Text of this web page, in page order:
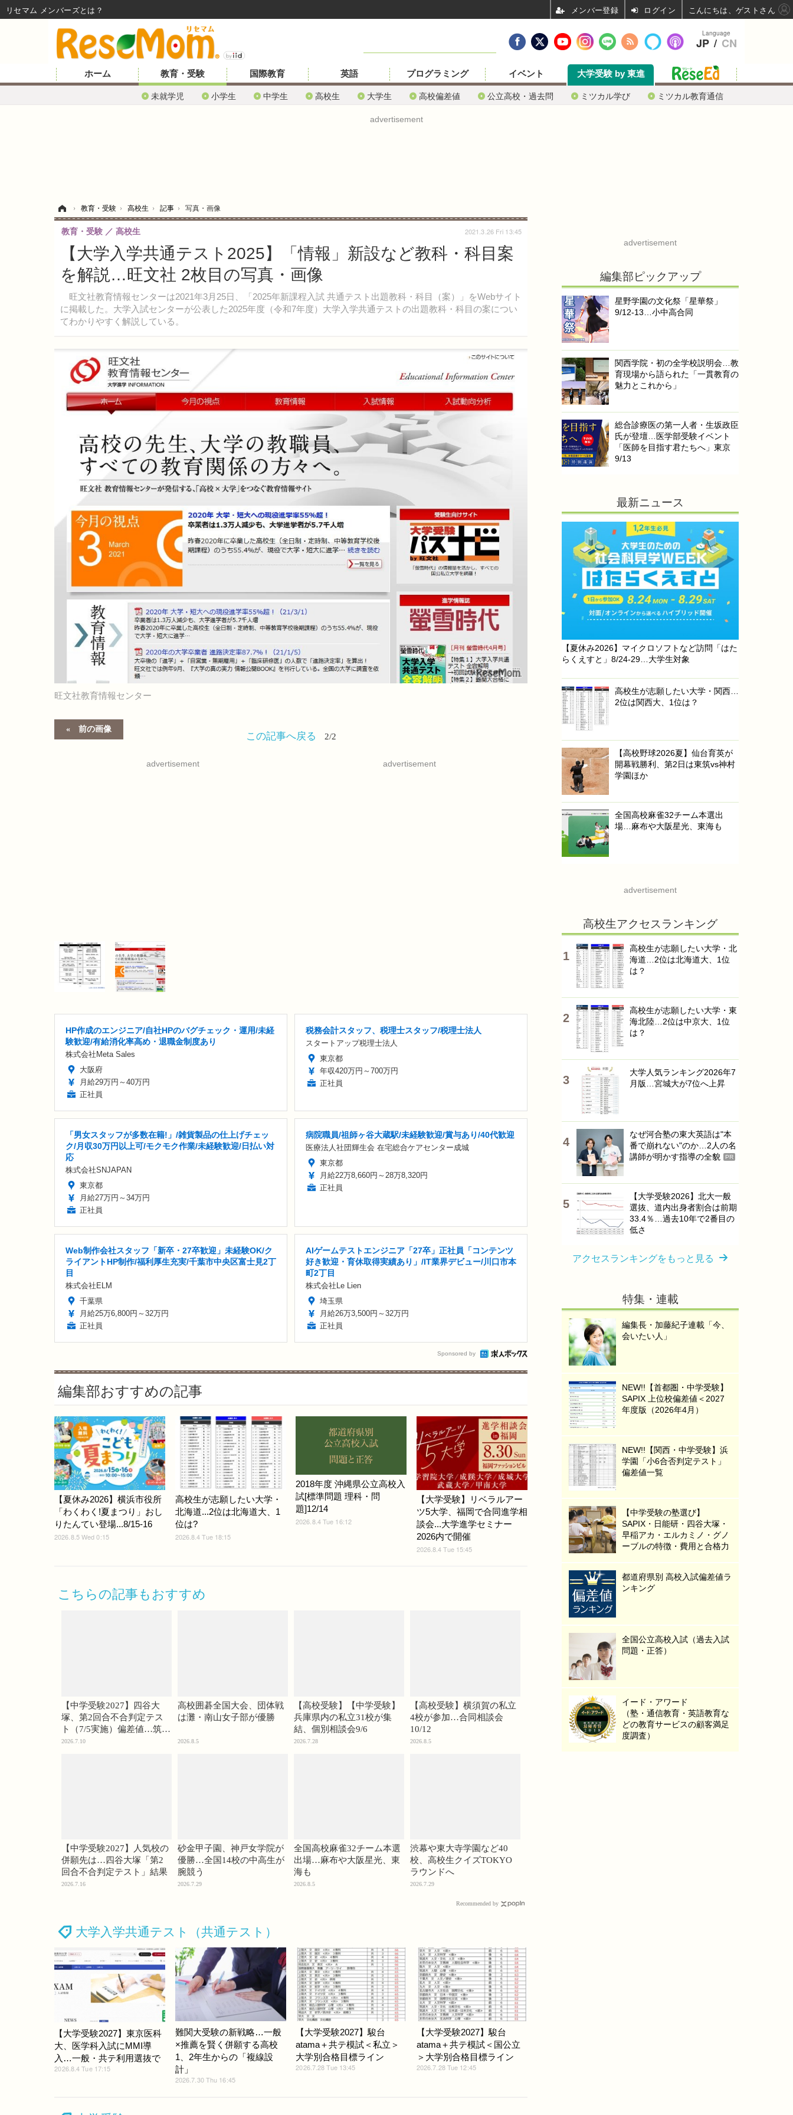
ホーム 教育・受験
未就学児 小学生 中学生 高校生 大学生 高校偏差値 公立高校・過去問 ミツカル学び ミツカル教育通信
国際教育 英語 プログラミング イベント 大学受験 by 東進
advertisement
› 教育・受験 › 高校生 › 記事 › 写真・画像
【大学入学共通テスト2025】「情報」新設など教科・科目案
を解説…旺文社 2枚目の写真・画像
旺文社教育情報センターは2021年3月25日、「2025年新課程入試 共通テスト出題教科・科目（案）」をWebサイト
に掲載した。大学入試センターが公表した2025年度（令和7年度）大学入学共通テストの出題教科・科目の案につい
てわかりやすく解説している。
教育・受験 高校生 2021.3.26 Fri 13:45
旺文社教育情報センター
前の画像
この記事へ戻る 2/2
advertisement advertisement
HP作成のエンジニア/自社HPのバグチェック・運用/未経
験歓迎/有給消化率高め・退職金制度あり
株式会社Meta Sales
大阪府
月給29万円～40万円
正社員
税務会計スタッフ、税理士スタッフ/税理士法人
スタートアップ税理士法人
東京都
年収420万円～700万円
正社員
「男女スタッフが多数在籍!」/雑貨製品の仕上げチェッ
ク/月収30万円以上可/モクモク作業/未経験歓迎/日払い対
応
株式会社SNJAPAN
東京都
月給27万円～34万円
正社員
病院職員/祖師ヶ谷大蔵駅/未経験歓迎/賞与あり/40代歓迎
医療法人社団輝生会 在宅総合ケアセンター成城
東京都
月給22万8,660円～28万8,320円
正社員
Web制作会社スタッフ「新卒・27卒歓迎」未経験OK/ク
ライアントHP制作/福利厚生充実/千葉市中央区富士見2丁
目
株式会社ELM
千葉県
月給25万6,800円～32万円
正社員
AIゲームテストエンジニア「27卒」正社員「コンテンツ
好き歓迎・育休取得実績あり」/IT業界デビュー/川口市本
町2丁目
株式会社Le Lien
埼玉県
月給26万3,500円～32万円
正社員
Sponsored by
編集部おすすめの記事
【夏休み2026】横浜市役所
「わくわく!夏まつり」おし
りたんてい登場...8/15-16
2026.8.5 Wed 0:15
高校生が志願したい大学・
北海道...2位は北海道大、1
位は?
2026.8.4 Tue 18:15
2018年度 沖縄県公立高校入
試[標準問題 理科・問
題]12/14
2026.8.4 Tue 16:12
【大学受験】リベラルアー
ツ5大学、福岡で合同進学相
談会...大学進学セミナー
2026内で開催
2026.8.4 Tue 15:45
こちらの記事もおすすめ
【中学受験2027】四谷大
塚、第2回合不合判定テス
ト（7/5実施）偏差値…筑駒
74・桜蔭70＜PR＞
2026.7.10
高校囲碁全国大会、団体戦
は灘・南山女子部が優勝
2026.8.5
【高校受験】【中学受験】
兵庫県内の私立31校が集
結、個別相談会9/6
2026.7.28
【高校受験】横須賀の私立
4校が参加…合同相談会
10/12
2026.8.5
【中学受験2027】人気校の
併願先は…四谷大塚「第2
回合不合判定テスト」結果
2026.7.16
砂金甲子園、神戸女学院が
優勝…全国14校の中高生が
腕競う
2026.7.29
全国高校麻雀32チーム本選
出場…麻布や大阪星光、東
海も
2026.8.5
渋幕や東大寺学園など40
校、高校生クイズTOKYO
ラウンドへ
2026.7.29
Recommended by
大学入学共通テスト（共通テスト）
【大学受験2027】東京医科
大、医学科入試にMMI導
入…一般・共テ利用選抜で
2026.8.4 Tue 17:15
難関大受験の新戦略…一般
×推薦を賢く併願する高校
1、2年生からの「複線設
計」
2026.7.30 Thu 16:45
【大学受験2027】駿台
atama＋共テ模試＜私立＞
大学別合格目標ライン
2026.7.28 Tue 13:45
【大学受験2027】駿台
atama＋共テ模試＜国公立
＞大学別合格目標ライン
2026.7.28 Tue 12:45
advertisement
編集部ピックアップ
星野学園の文化祭「星華祭」
9/12-13…小中高合同
関西学院・初の全学校説明会…教
育現場から語られた「一貫教育の
魅力とこれから」
総合診療医の第一人者・生坂政臣
氏が登壇…医学部受験イベント
「医師を目指す君たちへ」東京
9/13
最新ニュース
【夏休み2026】マイクロソフトなど訪問「はた
らくえすと」8/24-29…大学生対象
高校生が志願したい大学・関西…
2位は関西大、1位は？
【高校野球2026夏】仙台育英が
開幕戦勝利、第2日は東筑vs神村
学園ほか
全国高校麻雀32チーム本選出
場…麻布や大阪星光、東海も
advertisement
高校生アクセスランキング
高校生が志願したい大学・北
海道…2位は北海道大、1位
は？
高校生が志願したい大学・東
海北陸…2位は中京大、1位
は？
大学人気ランキング2026年7
月版…宮城大が7位へ上昇
なぜ河合塾の東大英語は"本
番で崩れない"のか…2人の名
講師が明かす指導の全貌
PR
【大学受験2026】北大一般
選抜、道内出身者割合は前期
33.4％…過去10年で2番目の
低さ
アクセスランキングをもっと見る
特集・連載
編集長・加藤紀子連載「今、
会いたい人」
NEW!!【首都圏・中学受験】
SAPIX 上位校偏差値＜2027
年度版（2026年4月）
NEW!!【関西・中学受験】浜
学園「小6合否判定テスト」
偏差値一覧
【中学受験の塾選び】
SAPIX・日能研・四谷大塚・
早稲アカ・エルカミノ・グノ
ーブルの特徴・費用と合格力
都道府県別 高校入試偏差値ラ
ンキング
全国公立高校入試（過去入試
問題・正答）
イード・アワード
（塾・通信教育・英語教育な
どの教育サービスの顧客満足
度調査）
Language
JP / CN
リセマム メンバーズ ログイン こんにちは、ゲストさん